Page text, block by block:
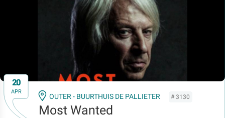
20
APR
OUTER - BUURTHUIS DE PALLIETER # 3130
Most Wanted